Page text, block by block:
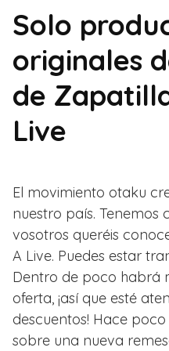
Solo
originales
de
Live
El movimiento otaku
nuestro país. Tenemos
vosotros queréis
A Live. Puedes estar
Dentro de poco habrá
oferta, ¡así que esté
descuentos! Hace
sobre una nueva